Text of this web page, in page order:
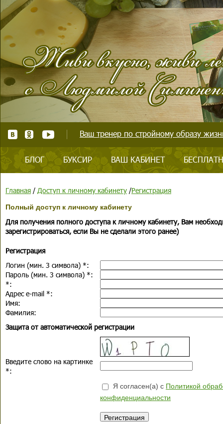
Ваш тренер по стройному образу
БЛОГ БУКСИР ВАШ КАБИНЕТ
Главная / Доступ к личному кабинету /Регистрация
Полный доступ к личному кабинету
Для получения полного доступа к личному кабинету, Вам
зарегистрироваться, если Вы не сделали этого ранее)
Регистрация
Логин (мин. 3 символа) *:
Пароль (мин. 3 символа) *:
*:
Адрес e-mail *:
Имя:
Фамилия:
Защита от автоматической регистрации
Введите слово на картинке
*:
Я согласен(а) с Политикой
конфиденциальности